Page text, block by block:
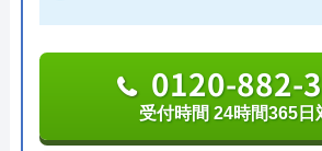
新築ですが、トイレが詰まり、
圧洗浄が必要｣と言われましたが
せませんでした。仕方なく自分
おすすめポイントとしてはこれま
は240万件以上と豊富な実績数があ
で業者を手配してくれて最短30分
0120-882-
受付時間 24時間365日